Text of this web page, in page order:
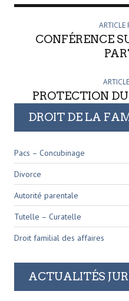
ARTICLE
CONFÉRENCE
PROTECTION
DROIT DE LA
Pacs – Concubinage
Divorce
Autorité parentale
Tutelle – Curatelle
Droit familial des affaires
ACTUALITÉS